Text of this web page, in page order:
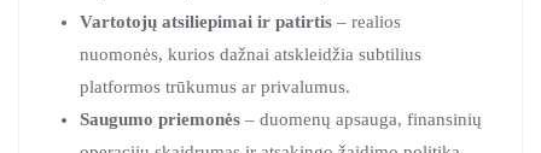
Vartotojų atsiliepimai ir patirtis – realios
nuomonės, kurios dažnai atskleidžia subtilius
platformos trūkumus ar privalumus.
Saugumo priemonės – duomenų apsauga, finansinių